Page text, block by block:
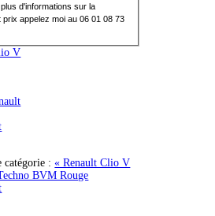
d'informations sur la
prix appelez moi au 06 01 08 73
V
catégorie :« Renault Clio V
BVM Rouge